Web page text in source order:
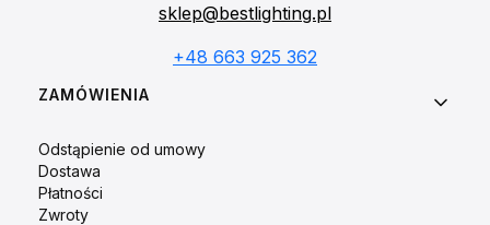
sklep@bestlighting.pl
+48 663 925 362
Linki w stopce
ZAMÓWIENIA
Odstąpienie od umowy
Dostawa
Płatności
Zwroty